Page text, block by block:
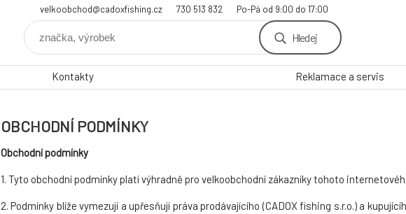
velkoobchod@cadoxfishing.cz 730 513 832 Po-Pá od 9:00 do 17:00
Hledej
Kontakty Reklamace a servis
OBCHODNÍ PODMÍNKY
Obchodní podmínky
1. Tyto obchodní podmínky platí výhradně pro velkoobchodní zákazníky tohoto
2. Podmínky blíže vymezují a upřesňují práva prodávajícího (CADOX fishing s.r.o.) a